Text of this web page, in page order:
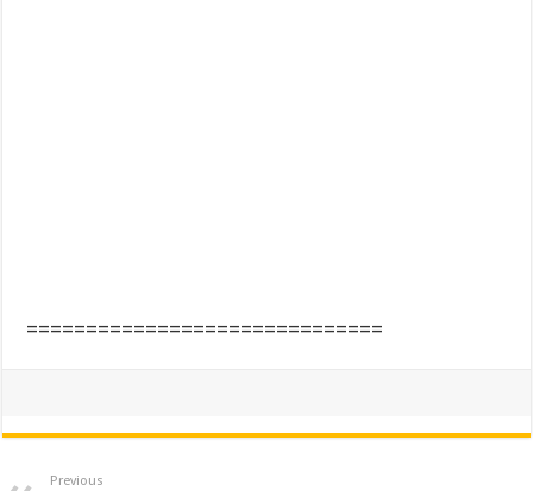
==============================
Previous